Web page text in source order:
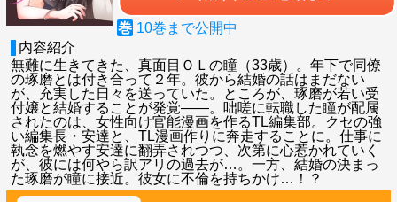
巻 10巻まで公開中
内容紹介
無難に生きてきた、真面目ＯＬの瞳（33歳）。年下で同僚
の琢磨とは付き合って２年。彼から結婚の話はまだない
が、充実した日々を送っていた。ところが、琢磨が若い受
付嬢と結婚することが発覚――。咄嗟に転職した瞳が配属
されたのは、女性向け官能漫画を作るTL編集部。クセの強
い編集長・安達と、TL漫画作りに奔走することに。仕事に
執念を燃やす安達に翻弄されつつ、次第に心惹かれていく
が、彼には何やら訳アリの過去が…。一方、結婚の決まっ
た琢磨が瞳に接近。彼女に不倫を持ちかけ…！？